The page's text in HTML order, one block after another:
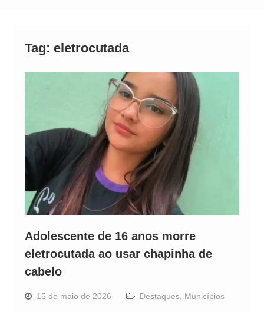
Tag: eletrocutada
Adolescente de 16 anos morre
eletrocutada ao usar chapinha de
cabelo
15 de maio de 2026 Destaques, Municípios